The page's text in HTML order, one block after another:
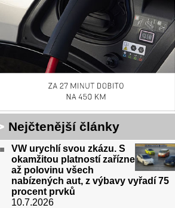
Nejčtenější články
VW urychlí svou zkázu. S
okamžitou platností zařízne
až polovinu všech
nabízených aut, z výbavy vyřadí 75
procent prvků
10.7.2026